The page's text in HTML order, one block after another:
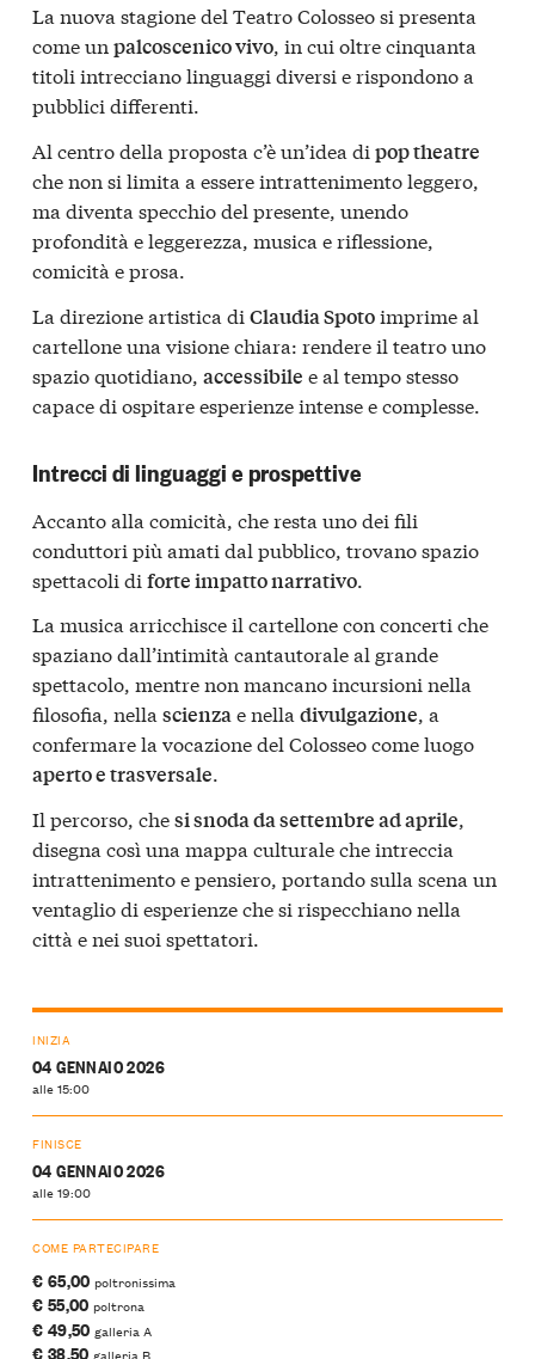
La nuova stagione del Teatro Colosseo si presenta
come un palcoscenico vivo, in cui oltre cinquanta
titoli intrecciano linguaggi diversi e rispondono a
pubblici differenti.
Al centro della proposta c’è un’idea di pop theatre
che non si limita a essere intrattenimento leggero,
ma diventa specchio del presente, unendo
profondità e leggerezza, musica e riflessione,
comicità e prosa.
La direzione artistica di Claudia Spotoimprime al
cartellone una visione chiara: rendere il teatro uno
spazio quotidiano, accessibile e al tempo stesso
capace di ospitare esperienze intense e complesse.
Intrecci di linguaggi e prospettive
Accanto alla comicità, che resta uno dei fili
conduttori più amati dal pubblico, trovano spazio
spettacoli di forte impatto narrativo.
La musica arricchisce il cartellone con concerti che
spaziano dall’intimità cantautorale al grande
spettacolo, mentre non mancano incursioni nella
filosofia, nella scienzae nella divulgazione, a
confermare la vocazione del Colosseo come luogo
aperto e trasversale.
Il percorso, chesi snoda da settembre ad aprile,
disegna così una mappa culturale che intreccia
intrattenimento e pensiero, portando sulla scena un
ventaglio di esperienze che si rispecchiano nella
città e nei suoi spettatori.
INIZIA
04 GENNAIO 2026
alle 15:00
FINISCE
04 GENNAIO 2026
alle 19:00
COME PARTECIPARE
€ 65,00 poltronissima
€ 55,00 poltrona
€ 49,50 galleria A
€ 38,50 galleria B